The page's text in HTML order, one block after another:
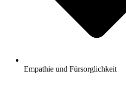
Empathie und Fürsorglichkeit